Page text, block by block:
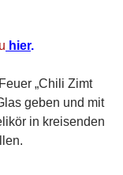
hier.
„Chili Zimt
geben und mit
in kreisenden